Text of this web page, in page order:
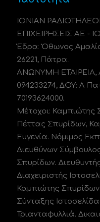
ΙΟΝΙΑΝ
ΕΠΙΧΕΙΡΗΣΕΙΣ ΑΕ -
Έδρα: Όθωνος
26221, Πάτρα.
ΑΝΩΝΥΜΗ
094233274, ΔΟΥ: A
70193624000.
Μέτοχοι: Καμπιώτης
Πέττας Σπυρίδων,
Ευγενία. Νόμιμος
Διευθύνων
Σπυρίδων.
Διαχειριστής
Καμπιώτης
Σύνταξης
Τριανταφυλλιά.